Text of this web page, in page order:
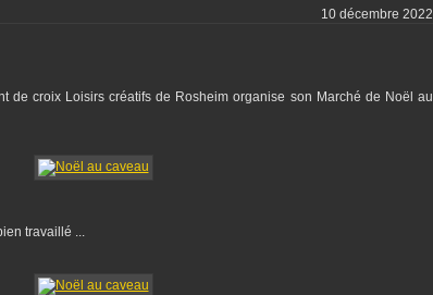
10 décembre 2022
de croix Loisirs créatifs de Rosheim organise son Marché de Noël au
travaillé ...